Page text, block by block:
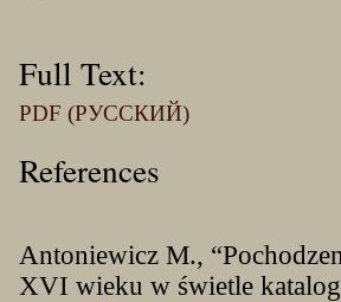
Full Text:
PDF (РУССКИЙ)
References
Antoniewicz M.,
XVI wieku w świetle